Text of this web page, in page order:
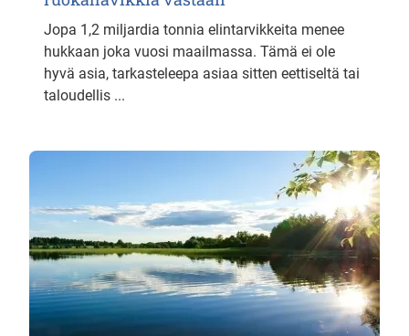
Jopa 1,2 miljardia tonnia elintarvikkeita menee
hukkaan joka vuosi maailmassa. Tämä ei ole
hyvä asia, tarkasteleepa asiaa sitten eettiseltä tai
taloudellis ...